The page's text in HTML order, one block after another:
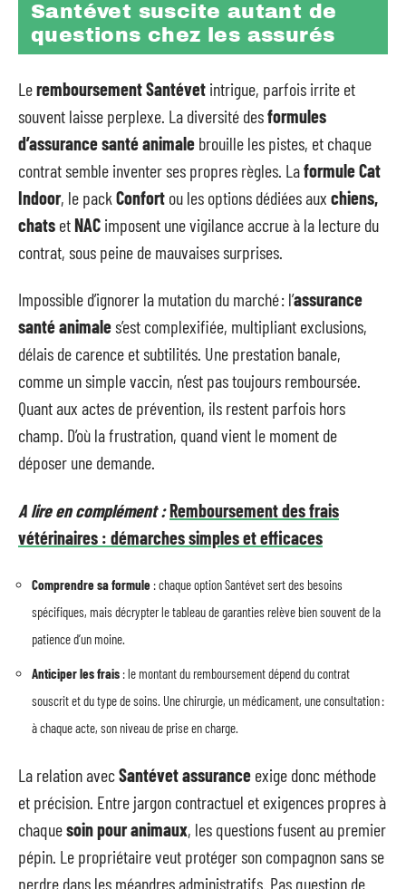
Santévet suscite autant de
questions chez les assurés
Leremboursement Santévet intrigue, parfois irrite et
souvent laisse perplexe. La diversité desformules
d’assurance santé animale brouille les pistes, et chaque
contrat semble inventer ses propres règles. Laformule Cat
Indoor, le pack Confort ou les options dédiées aux chiens,
chats etNAC imposent une vigilance accrue à la lecture du
contrat, sous peine de mauvaises surprises.
Impossible d’ignorer la mutation du marché : l’assurance
santé animales’est complexifiée, multipliant exclusions,
délais de carence et subtilités. Une prestation banale,
comme un simple vaccin, n’est pas toujours remboursée.
Quant aux actes de prévention, ils restent parfois hors
champ. D’où la frustration, quand vient le moment de
déposer une demande.
A lire en complément :Remboursement des frais
vétérinaires : démarches simples et efficaces
Comprendre sa formule : chaque option Santévet sert des besoins
spécifiques, mais décrypter le tableau de garanties relève bien souvent de la
patience d’un moine.
Anticiper les frais : le montant du remboursement dépend du contrat
souscrit et du type de soins. Une chirurgie, un médicament, une consultation :
à chaque acte, son niveau de prise en charge.
La relation avecSantévet assurance exige donc méthode
et précision. Entre jargon contractuel et exigences propres à
chaquesoin pour animaux, les questions fusent au premier
pépin. Le propriétaire veut protéger son compagnon sans se
perdre dans les méandres administratifs. Pas question de